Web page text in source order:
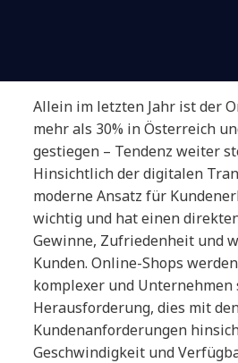
Allein im letzten Jahr ist der
mehr als 30% in Österreich
gestiegen – Tendenz weiter
Hinsichtlich der digitalen
moderne Ansatz für
wichtig und hat einen
Gewinne, Zufriedenheit und
Kunden. Online-Shops
komplexer und Unternehmen
Herausforderung, dies mit
Kundenanforderungen
Geschwindigkeit und